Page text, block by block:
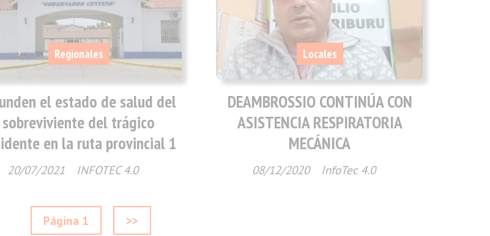
el estado de salud del
sobreviviente del trágico
en la ruta provincial 1
INFOTEC 4.0
Regionales
20/07/2021
DEAMBROSSIO CONTINÚA CON
ASISTENCIA RESPIRATORIA
MECÁNICA
InfoTec 4.0
Locales
08/12/2020
Página 1 >>